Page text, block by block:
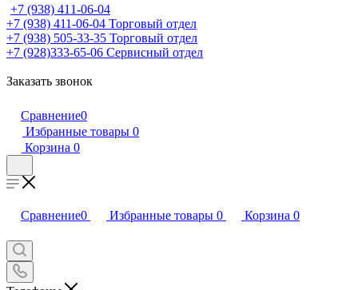
+7 (938) 411-06-04
+7 (938) 411-06-04 Торговый отдел
+7 (938) 505-33-35 Торговый отдел
+7 (928)333-65-06 Сервисный отдел
Заказать звонок
Сравнение0
Избранные товары 0
Корзина 0
Сравнение0 Избранные товары 0 Корзина 0